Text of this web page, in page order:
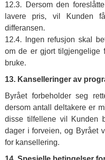
12.3. Dersom den
lavere pris, vil Kunden
differansen.
12.4. Ingen refusjon skal
om de er gjort tilgjengelige
bruke.
13. Kanselleringer av
Byrået forbeholder seg
dersom antall deltakere er
disse tilfellene vil Kunden
dager i forveien, og Byrået
for kansellering.